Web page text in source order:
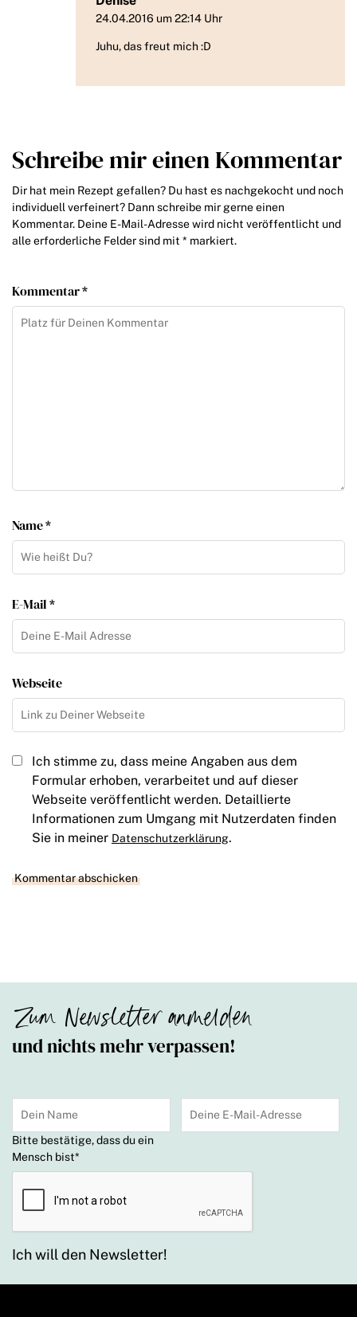
24.04.2016 um 22:14 Uhr
Juhu, das freut mich :D
Schreibe mir einen Kommentar
Dir hat mein Rezept gefallen? Du hast es nachgekocht und noch
individuell verfeinert? Dann schreibe mir gerne einen
Kommentar. Deine E-Mail-Adresse wird nicht veröffentlicht und
alle erforderliche Felder sind mit * markiert.
Kommentar *
Name *
E-Mail *
Webseite
Ich stimme zu, dass meine Angaben aus dem
Formular erhoben, verarbeitet und auf dieser
Webseite veröffentlicht werden. Detaillierte
Informationen zum Umgang mit Nutzerdaten finden
Sie in meiner Datenschutzerklärung.
Zum Newsletter anmelden
und nichts mehr verpassen!
Bitte bestätige, dass du ein
Mensch bist*
Ich will den Newsletter!